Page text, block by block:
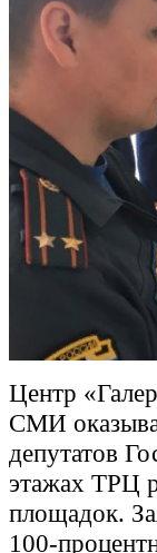
Центр
СМИ
депутатов
этажах ТРЦ
площадок.
100-